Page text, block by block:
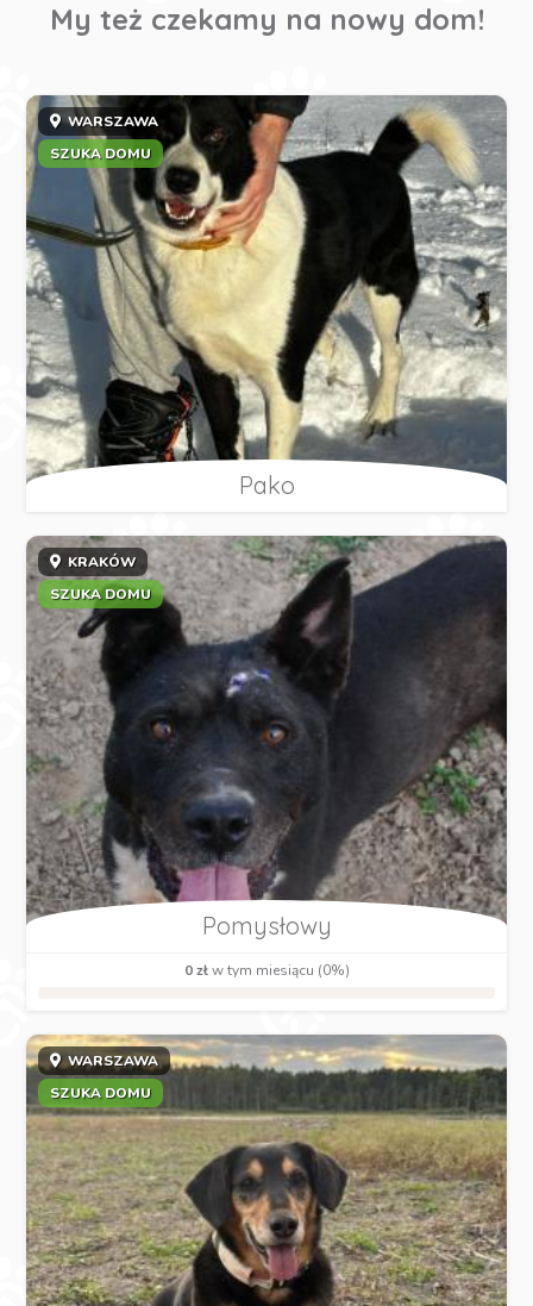
My też czekamy na nowy dom!
WARSZAWA
SZUKA DOMU
Pako
KRAKÓW
SZUKA DOMU
Pomysłowy
0 złw tym miesiącu (0%)
WARSZAWA
SZUKA DOMU